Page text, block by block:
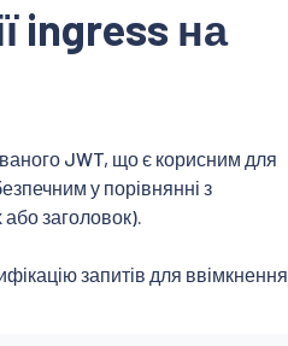
ingress на
JWT, що є корисним для
у порівнянні з
заголовок).
запитів для ввімкнення